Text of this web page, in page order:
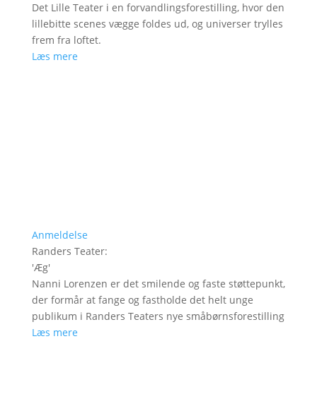
Det Lille Teater i en forvandlingsforestilling, hvor den
lillebitte scenes vægge foldes ud, og universer trylles
frem fra loftet.
Læs mere
Anmeldelse
Randers Teater:
'Æg'
Nanni Lorenzen er det smilende og faste støttepunkt,
der formår at fange og fastholde det helt unge
publikum i Randers Teaters nye småbørnsforestilling
Læs mere